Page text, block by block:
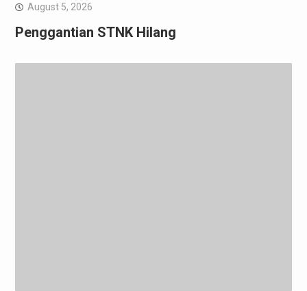
August 5, 2026
Penggantian STNK Hilang